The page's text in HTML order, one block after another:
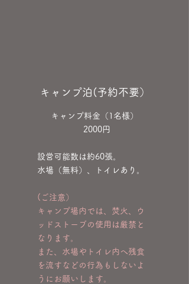
​キャンプ泊(予約不要）
​キャンプ料金（1名様）
2000円
​設営可能数は約60張。
水場（無料）、トイレあり。
(ご注意）
キャンプ場内では、焚火、ウ
ッドストーブの使用は厳禁と
なります。
​また、水場やトイレ内へ残食
を流すなどの行為もしないよ
うにお願いします。